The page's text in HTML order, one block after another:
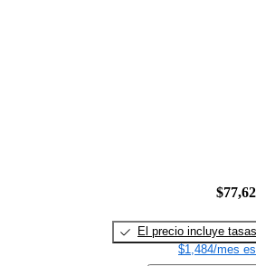
El precio incluye tasas
$1,484/mes